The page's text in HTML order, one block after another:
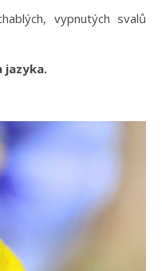
vypnutých svalů
jazyka.